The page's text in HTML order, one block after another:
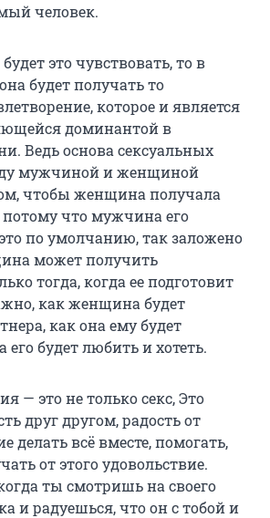
человек.
это чувствовать, то в
будет получать то
которое и является
доминантой в
Ведь основа сексуальных
мужчиной и женщиной
чтобы женщина получала
потому что мужчина его
по умолчанию, так заложено
может получить
тогда, когда ее подготовит
как женщина будет
как она ему будет
его будет любить и хотеть.
— это не только секс, Это
друг другом, радость от
делать всё вместе, помогать,
от этого удовольствие.
ты смотришь на своего
и радуешься, что он с тобой и